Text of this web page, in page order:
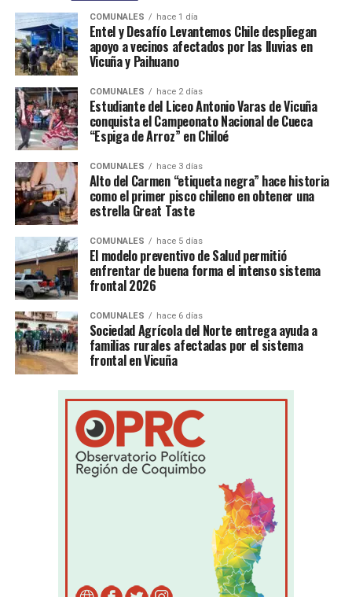
COMUNALES hace 1 día
Entel y Desafío Levantemos Chile despliegan
apoyo a vecinos afectados por las lluvias en
Vicuña y Paihuano
COMUNALES hace 2 días
Estudiante del Liceo Antonio Varas de Vicuña
conquista el Campeonato Nacional de Cueca
“Espiga de Arroz” en Chiloé
COMUNALES hace 3 días
Alto del Carmen “etiqueta negra” hace historia
como el primer pisco chileno en obtener una
estrella Great Taste
COMUNALES hace 5 días
El modelo preventivo de Salud permitió
enfrentar de buena forma el intenso sistema
frontal 2026
COMUNALES hace 6 días
Sociedad Agrícola del Norte entrega ayuda a
familias rurales afectadas por el sistema
frontal en Vicuña